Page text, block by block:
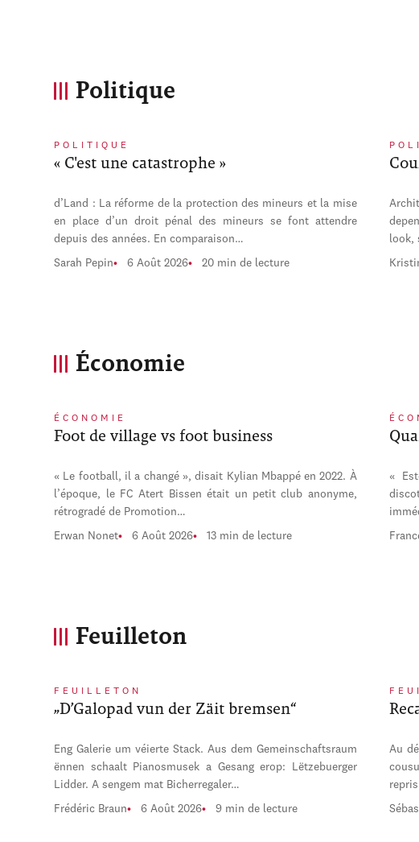
Politique
POLITIQUE
« C'est une catastrophe »
d’Land : La réforme de la protection des mineurs et la mise
en place d’un droit pénal des mineurs se font attendre
depuis des années. En comparaison…
Sarah Pepin 6 Août 2026 20 min de lecture
look,
Économie
ÉCONOMIE
Foot de village vs foot business
« Le football, il a changé », disait Kylian Mbappé en 2022. À
l’époque, le FC Atert Bissen était un petit club anonyme,
rétrogradé de Promotion…
Erwan Nonet 6 Août 2026 13 min de lecture
«
Feuilleton
FEUILLETON
„D’Galopad vun der Zäit bremsen“
Eng Galerie um véierte Stack. Aus dem Gemeinschaftsraum
ënnen schaalt Pianosmusek a Gesang erop: Lëtzebuerger
Lidder. A sengem mat Bicherregaler…
Frédéric Braun 6 Août 2026 9 min de lecture
Au